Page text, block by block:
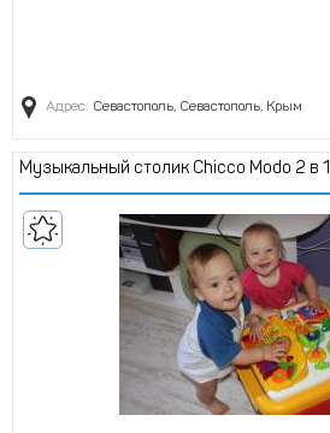
Адрес: Севастополь, Севастополь, Крым
Музыкальный столик Chicco Modo 2 в 1